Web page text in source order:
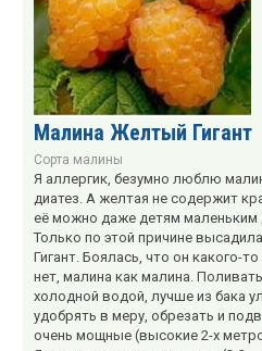
Малина Желтый Гигант
Сорта малины
Я аллергик, безумно люблю
диатез. А желтая не содержит
её можно даже детям маленьким
Только по этой причине
Гигант. Боялась, что он какого-
нет, малина как малина.
холодной водой, лучше из бака
удобрять в меру, обрезать и
очень мощные (высокие 2-х